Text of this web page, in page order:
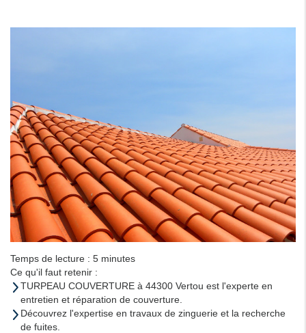
Temps de lecture : 5 minutes
Ce qu'il faut retenir :
TURPEAU COUVERTURE à 44300 Vertou est l'experte en
entretien et réparation de couverture.
Découvrez l'expertise en travaux de zinguerie et la recherche
de fuites.